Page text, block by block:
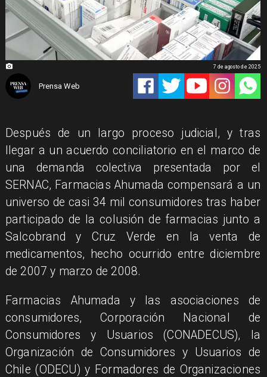
Prensa Web
7 de agosto de 2025
Después de un largo proceso judicial, y tras
llegar a un acuerdo conciliatorio en el marco de
una demanda colectiva presentada por el
SERNAC, Farmacias Ahumada compensará a un
universo de casi 34 mil consumidores tras haber
participado de la colusión de farmacias junto a
Salcobrand y Cruz Verde en la venta de
medicamentos, hecho ocurrido entre diciembre
de 2007 y marzo de 2008.
Farmacias Ahumada y las asociaciones de
consumidores, Corporación Nacional de
Consumidores y Usuarios (CONADECUS), la
Organización de Consumidores y Usuarios de
Chile (ODECU) y Formadores de Organizaciones